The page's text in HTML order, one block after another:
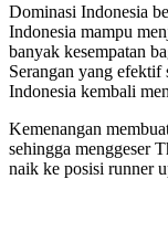
Dominasi Indonesia
Indonesia mampu
banyak kesempatan
Serangan yang efektif
Indonesia kembali
Kemenangan
sehingga menggeser
naik ke posisi runner